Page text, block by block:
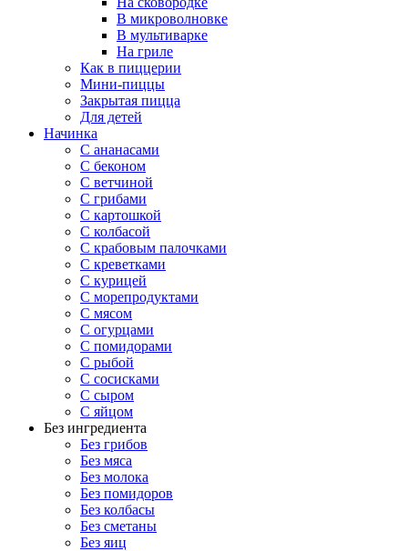
В микроволновке
В мультиварке
На гриле
Как в пиццерии
Мини-пиццы
Закрытая пицца
Для детей
Начинка
С ананасами
С беконом
С ветчиной
С грибами
С картошкой
С колбасой
С крабовым палочками
С креветками
С курицей
С морепродуктами
С мясом
С огурцами
С помидорами
С рыбой
С сосисками
С сыром
С яйцом
Без ингредиента
Без грибов
Без мяса
Без молока
Без помидоров
Без колбасы
Без сметаны
Без яиц